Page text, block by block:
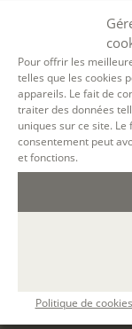
Pour offrir les
telles que les cookies
appareils. Le fait de
traiter des données
uniques sur ce site.
consentement peut
et fonctions.
Politique de cookies
PRÉREQUIS
Avoir une solide
«Techniques
CONTENU
MÉTHODES